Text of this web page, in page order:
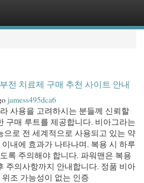
전 치료제 구매 추천 사이트 안내
jamess495dca6
사용을 고려하시는 분들께 신뢰할
구매 루트를 제공합니다. 비아그라는
으로 전 세계적으로 사용되고 있는 약
내에 효과가 나타나며. 복용 시 하루
록 주의해야 합니다. 파워맨은 복용
주의사항까지 안내합니다. 정품 비아
조 가능성이 없는 인증